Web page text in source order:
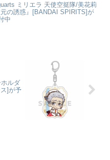
ミリエラ 天使空挺隊/美花莉
元の誘惑』[BANDAI SPIRITS]が
中
ルダ
]が予